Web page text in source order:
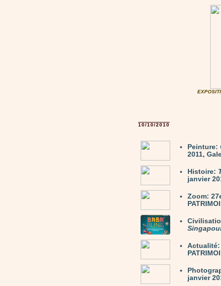
10/10/2010
Peinture:
2011,
Histoire:
janvier
Zoom:
Actualité:
janvier